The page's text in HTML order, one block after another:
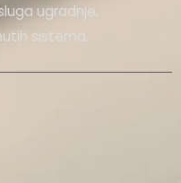
ugradnje,
sistema.